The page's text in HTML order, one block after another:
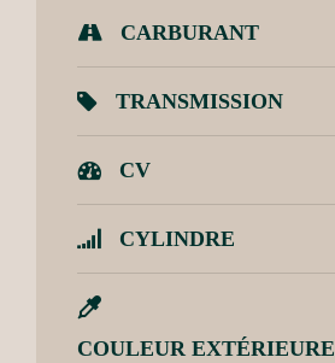
CARBURANT
TRANSMISSION
CV
CYLINDRE
COULEUR EXTÉRIEURE